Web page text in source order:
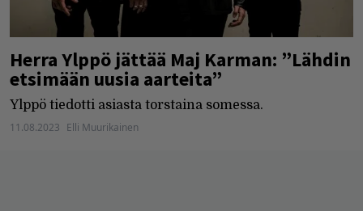
Herra Ylppö jättää Maj Karman: ”Lähdin
etsimään uusia aarteita”
Ylppö tiedotti asiasta torstaina somessa.
11.08.2023 Elli Muurikainen